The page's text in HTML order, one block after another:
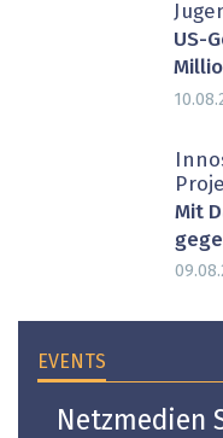
US-
Mit
EVENTS
Netzmedien